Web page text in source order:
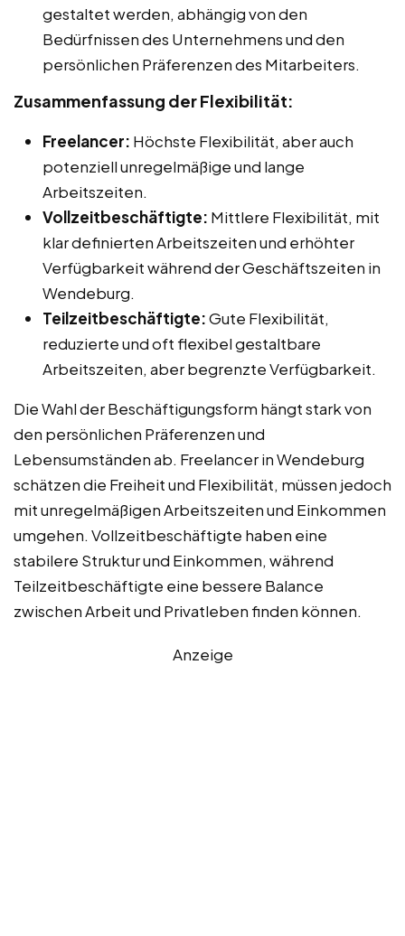
gestaltet werden, abhängig von den
Bedürfnissen des Unternehmens und den
persönlichen Präferenzen des Mitarbeiters.
Zusammenfassung der Flexibilität:
Freelancer: Höchste Flexibilität, aber auch
potenziell unregelmäßige und lange
Arbeitszeiten.
Vollzeitbeschäftigte: Mittlere Flexibilität, mit
klar definierten Arbeitszeiten und erhöhter
Verfügbarkeit während der Geschäftszeiten in
Wendeburg.
Teilzeitbeschäftigte:Gute Flexibilität,
reduzierte und oft flexibel gestaltbare
Arbeitszeiten, aber begrenzte Verfügbarkeit.
Die Wahl der Beschäftigungsform hängt stark von
den persönlichen Präferenzen und
Lebensumständen ab. Freelancer in Wendeburg
schätzen die Freiheit und Flexibilität, müssen jedoch
mit unregelmäßigen Arbeitszeiten und Einkommen
umgehen. Vollzeitbeschäftigte haben eine
stabilere Struktur und Einkommen, während
Teilzeitbeschäftigte eine bessere Balance
zwischen Arbeit und Privatleben finden können.
Anzeige